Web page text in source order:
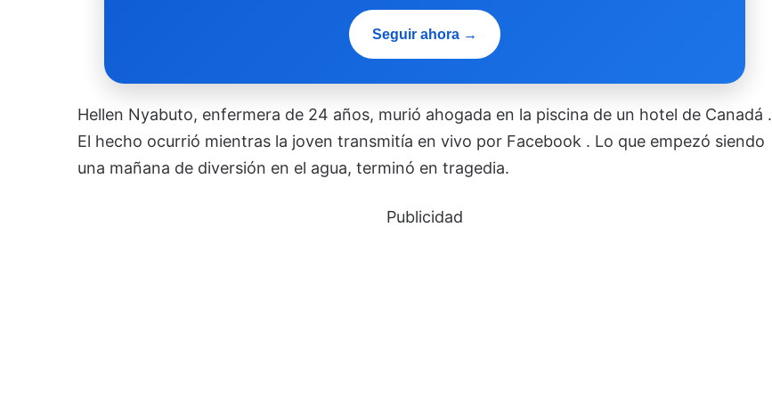
Seguir ahora →
Hellen Nyabuto, enfermera de 24 años, murió ahogada en la piscina de un hotel de Canadá .
El hecho ocurrió mientras la joven transmitía en vivo por Facebook . Lo que empezó siendo
una mañana de diversión en el agua, terminó en tragedia.
Publicidad